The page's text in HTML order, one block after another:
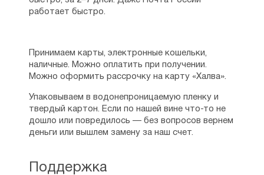
Поддержка
работает быстро.
Принимаем карты, электронные кошельки,
наличные. Можно оплатить при получении.
Можно оформить рассрочку на карту «Халва».
Упаковываем в водонепроницаемую пленку и
твердый картон. Если по нашей вине что-то не
дошло или повредилось — без вопросов вернем
деньги или вышлем замену за наш счет.